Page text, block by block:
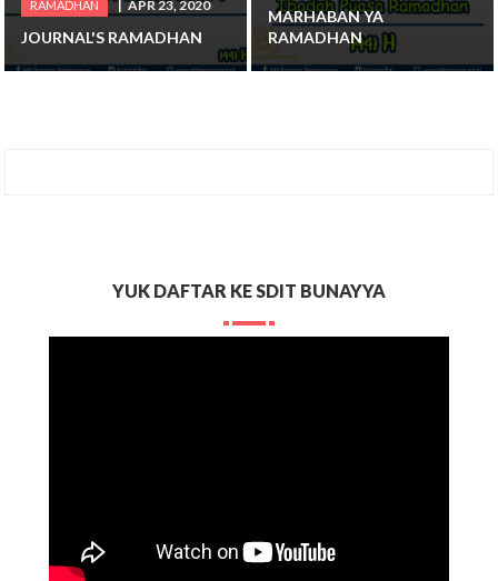
RAMADHAN APR 23, 2020
JOURNAL'S RAMADHAN
MARHABAN YA
RAMADHAN
YUK DAFTAR KE SDIT BUNAYYA